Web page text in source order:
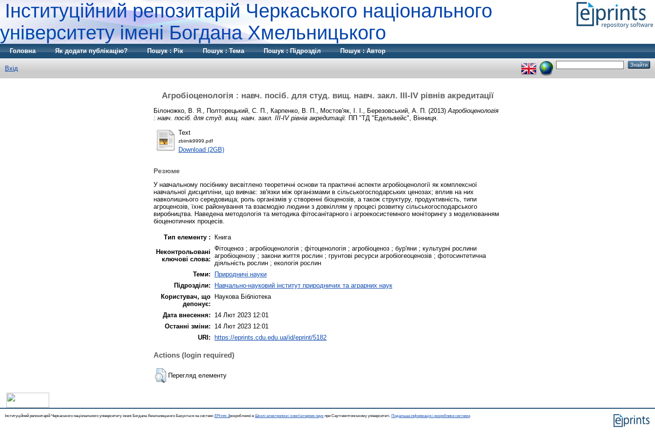
Інституційний репозитарій Черкаського національного
університету імені Богдана Хмельницького
Головна Як додати публікацію? Пошук : Рік Пошук : Тема Пошук : Підрозділ Пошук : Автор
Вхід
Агробіоценологія : навч. посіб. для студ. вищ. навч. закл. ІІІ-IV рівнів акредитації
Білоножко, В. Я. Полторецький, С. П. Карпенко, В. П. Мостов'як, І. І. Березовський, А. П. (2013) Агробіоценологія
: навч. посіб. для студ. вищ. навч. закл. ІІІ-IV рівнів акредитації. ПП "ТД "Едельвейс", Вінниця.
Text
zbirnik9999.pdf
Download (2GB)
Резюме
У навчальному посібнику висвітлено теоретичні основи та практичні аспекти агробіоценології як комплексної
навчальної дисципліни, що вивчає: зв'язки між організмами в сільськогосподарських ценозах; вплив на них
навколишнього середовища; роль організмів у створенні біоценозів, а також структуру, продуктивність, типи
агроценозів, їхнє районування та взаємодію людини з довкіллям у процесі розвитку сільськогосподарського
виробництва. Наведена методологія та методика фітосанітарного і агроекосистемного моніторингу з моделюванням
біоценотичних процесів.
Тип елементу :
Книга
Неконтрольовані
ключові слова:
Фітоценоз ; агробіоценологія ; фітоценологія ; агробіоценоз ; бур'яни ; культурні рослини
агробіоценозу ; закони життя рослин ; грунтові ресурси агробіогеоценозів ; фотосинтетична
діяльність рослин ; екологія рослин
Теми:
Природничі науки
Підрозділи:
Навчально-науковий інститут природничих та аграрних наук
Користувач, що
депонує:
Наукова Бібліотека
Дата внесення:
14 Лют 2023 12:01
Останні зміни:
14 Лют 2023 12:01
URI: https://eprints.cdu.edu.ua/id/eprint/5182
Actions (login required)
Перегляд елементу
Інституційний репозитарій Черкаського національного університету імені Богдана Хмельницького Базується на системі EPrints 3розробленої в Школі електроніки і комп'ютерних наук при Саутгемптонському університеті. Подальша інформація і розробники системи